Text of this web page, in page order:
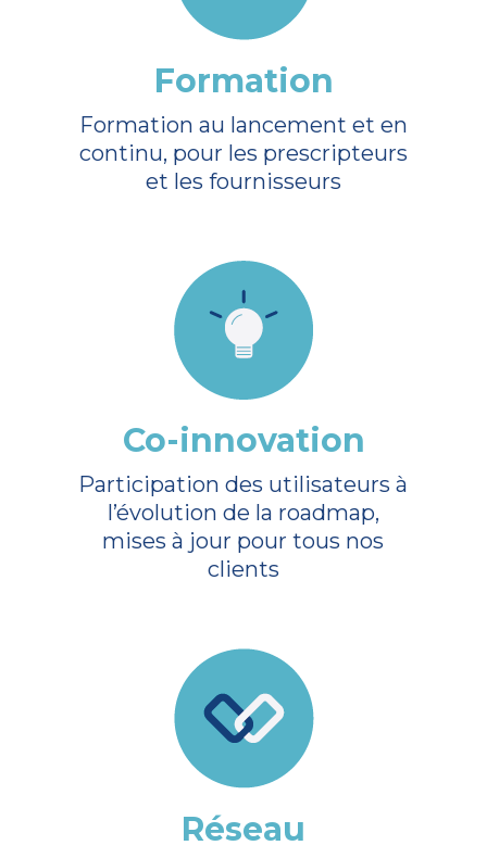
Formation
Formation au lancement et en
continu, pour les prescripteurs
et les fournisseurs
Co-innovation
Participation des utilisateurs à
l’évolution de la roadmap,
mises à jour pour tous nos
clients
Réseau